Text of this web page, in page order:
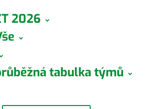
2026
tabulka týmů